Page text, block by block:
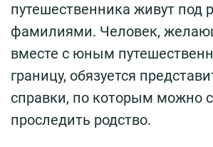
путешественника живут под
фамилиями. Человек,
вместе с юным
границу, обязуется
справки, по которым можно
проследить родство.